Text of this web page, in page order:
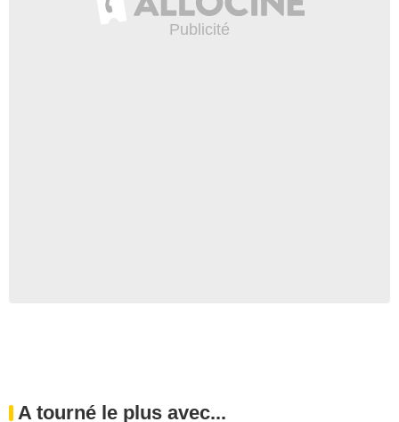
A tourné le plus avec...